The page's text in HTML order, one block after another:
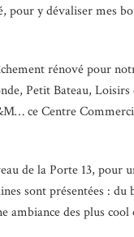
pour y dévaliser
rénové pour
Petit Bateau,
ce Centre
de la Porte 13, pour
sont présentées :
des plus